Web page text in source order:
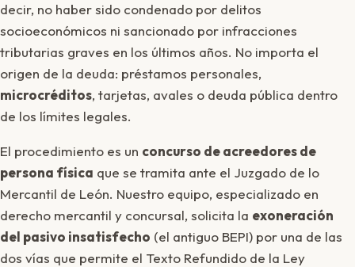
decir, no haber sido condenado por delitos
socioeconómicos ni sancionado por infracciones
tributarias graves en los últimos años. No importa el
origen de la deuda: préstamos personales,
microcréditos, tarjetas, avales o deuda pública dentro
de los límites legales.
El procedimiento es un concurso de acreedores de
persona física que se tramita ante el Juzgado de lo
Mercantil de León. Nuestro equipo, especializado en
derecho mercantil y concursal, solicita la exoneración
del pasivo insatisfecho (el antiguo BEPI) por una de las
dos vías que permite el Texto Refundido de la Ley